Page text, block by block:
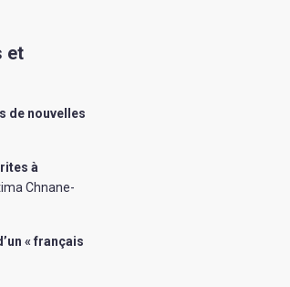
et
de nouvelles
à
Chnane-
« français